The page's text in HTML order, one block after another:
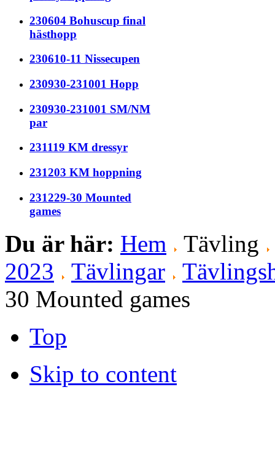
230604 Bohuscup final
hästhopp
230610-11 Nissecupen
230930-231001 Hopp
230930-231001 SM/NM
par
231119 KM dressyr
231203 KM hoppning
231229-30 Mounted
games
Du är här: Hem Tävling
2023
Tävlingar
30 Mounted games
Top
Skip to content